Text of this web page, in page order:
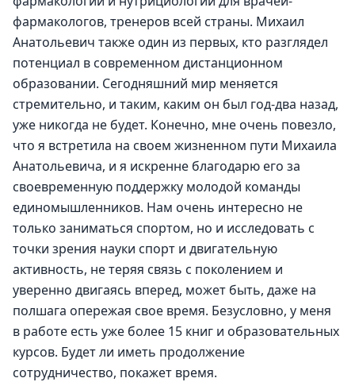
фармакологов, тренеров всей страны. Михаил
Анатольевич также один из первых, кто разглядел
потенциал в современном дистанционном
образовании. Сегодняшний мир меняется
стремительно, и таким, каким он был год-два назад,
уже никогда не будет. Конечно, мне очень повезло,
что я встретила на своем жизненном пути Михаила
Анатольевича, и я искренне благодарю его за
своевременную поддержку молодой команды
единомышленников. Нам очень интересно не
только заниматься спортом, но и исследовать с
точки зрения науки спорт и двигательную
активность, не теряя связь с поколением и
уверенно двигаясь вперед, может быть, даже на
полшага опережая свое время. Безусловно, у меня
в работе есть уже более 15 книг и образовательных
курсов. Будет ли иметь продолжение
сотрудничество, покажет время.